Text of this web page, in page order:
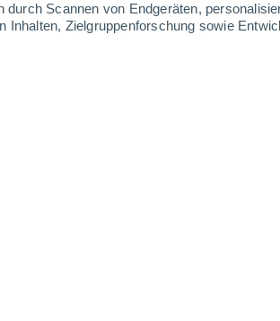
durch Scannen von Endgeräten,
Inhalten, Zielgruppenforschung sowie